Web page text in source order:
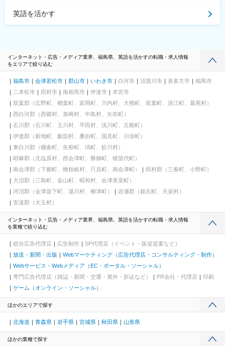
英語を活かす
インターネット・広告・メディア業界、福島県、英語を活かすの転職・求人情報
をエリアで絞り込む
福島市 会津若松市 郡山市 いわき市 白河市 須賀川市 喜多方市
相馬市
二本松市
田村市 南相馬市 伊達市
本宮市
双葉郡（広野町、楢葉町、富岡町、川内村、大熊町、双葉町、浪江町、葛尾村）
西白河郡（西郷村、泉崎村、中島村、矢吹町）
石川郡（石川町、玉川村、平田村、浅川町、古殿町）
伊達郡（新地町、飯舘村、桑折町、国見町、川俣町）
東白川郡（棚倉町、矢祭町、塙町、鮫川村）
耶麻郡（北塩原村、西会津町、磐梯町、猪苗代町）
南会津郡（下郷町、檜枝岐村、只見町、南会津町）
田村郡（三春町、小野町）
大沼郡（三島町、金山町、昭和村、会津美里町）
河沼郡（会津坂下町、湯川村、柳津町）
岩瀬郡（鏡石町、天栄村）
安達郡（大玉村）
インターネット・広告・メディア業界、福島県、英語を活かすの転職・求人情報
を業種で絞り込む
総合広告代理店 広告制作
SP代理店（イベント・販促提案など）
放送・新聞・出版
Webマーケティング（広告代理店・コンサルティング・制作）
Webサービス・Webメディア（EC・ポータル・ソーシャル）
専門広告代理店（雑誌・新聞・交通・屋外・折込など）
PR会社・代理店
印刷
ゲーム（オンライン・ソーシャル）
ほかのエリアで探す
北海道 青森県 岩手県 宮城県 秋田県 山形県
ほかの業種で探す